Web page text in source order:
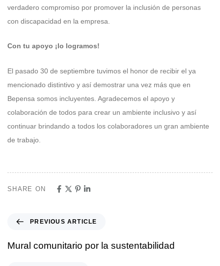
verdadero compromiso por promover la inclusión de personas
con discapacidad en la empresa.
Con tu apoyo ¡lo logramos!
El pasado 30 de septiembre tuvimos el honor de recibir el ya
mencionado distintivo y así demostrar una vez más que en
Bepensa somos incluyentes. Agradecemos el apoyo y
colaboración de todos para crear un ambiente inclusivo y así
continuar brindando a todos los colaboradores un gran ambiente
de trabajo.
SHARE ON
PREVIOUS ARTICLE
Mural comunitario por la sustentabilidad